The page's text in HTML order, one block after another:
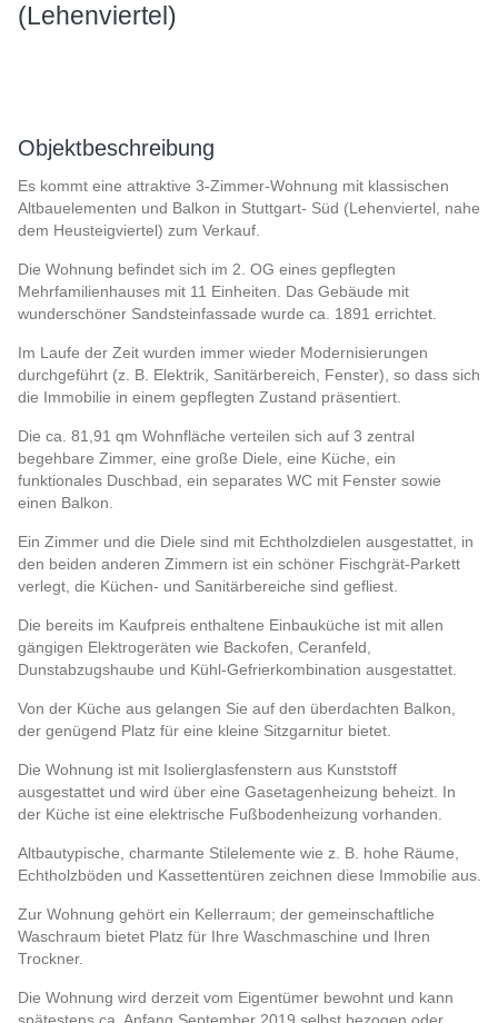
(Lehenviertel)
Objektbeschreibung
Es kommt eine attraktive 3-Zimmer-Wohnung mit klassischen
Altbauelementen und Balkon in Stuttgart- Süd (Lehenviertel, nahe
dem Heusteigviertel) zum Verkauf.
Die Wohnung befindet sich im 2. OG eines gepflegten
Mehrfamilienhauses mit 11 Einheiten. Das Gebäude mit
wunderschöner Sandsteinfassade wurde ca. 1891 errichtet.
Im Laufe der Zeit wurden immer wieder Modernisierungen
durchgeführt (z. B. Elektrik, Sanitärbereich, Fenster), so dass sich
die Immobilie in einem gepflegten Zustand präsentiert.
Die ca. 81,91 qm Wohnfläche verteilen sich auf 3 zentral
begehbare Zimmer, eine große Diele, eine Küche, ein
funktionales Duschbad, ein separates WC mit Fenster sowie
einen Balkon.
Ein Zimmer und die Diele sind mit Echtholzdielen ausgestattet, in
den beiden anderen Zimmern ist ein schöner Fischgrät-Parkett
verlegt, die Küchen- und Sanitärbereiche sind gefliest.
Die bereits im Kaufpreis enthaltene Einbauküche ist mit allen
gängigen Elektrogeräten wie Backofen, Ceranfeld,
Dunstabzugshaube und Kühl-Gefrierkombination ausgestattet.
Von der Küche aus gelangen Sie auf den überdachten Balkon,
der genügend Platz für eine kleine Sitzgarnitur bietet.
Die Wohnung ist mit Isolierglasfenstern aus Kunststoff
ausgestattet und wird über eine Gasetagenheizung beheizt. In
der Küche ist eine elektrische Fußbodenheizung vorhanden.
Altbautypische, charmante Stilelemente wie z. B. hohe Räume,
Echtholzböden und Kassettentüren zeichnen diese Immobilie aus.
Zur Wohnung gehört ein Kellerraum; der gemeinschaftliche
Waschraum bietet Platz für Ihre Waschmaschine und Ihren
Trockner.
Die Wohnung wird derzeit vom Eigentümer bewohnt und kann